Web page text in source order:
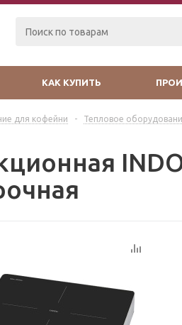
КАК КУПИТЬ
для кофейни - Тепловое